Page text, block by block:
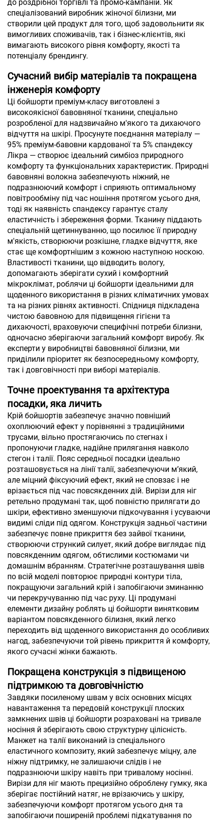
до роздрібної торгівлі та промо-кампаній. Як
спеціалізований виробник жіночої білизни, ми
створили цей продукт для того, щоб задовольнити як
вимогливих споживачів, так і бізнес-клієнтів, які
вимагають високого рівня комфорту, якості та
потенціалу брендингу.
Сучасний вибір матеріалів та покращена
інженерія комфорту
Ці бойшорти преміум-класу виготовлені з
високоякісної бавовняної тканини, спеціально
розробленої для надзвичайно м'якого та дихаючого
відчуття на шкірі. Просунуте поєднання матеріалу —
95% преміум-бавовни кардованої та 5% спандексу
Лікра — створює ідеальний симбіоз природного
комфорту та функціональних характеристик. Природні
бавовняні волокна забезпечують ніжний, не
подразнюючий комфорт і сприяють оптимальному
повітрообміну під час ношіння протягом усього дня,
тоді як наявність спандексу гарантує сталу
еластичність і збереження форми. Тканину піддають
спеціальній щетиннуванню, що посилює її природну
м'якість, створюючи розкішне, гладке відчуття, яке
стає ще комфортнішим з кожною наступною носкою.
Властивості тканини, що відводить вологу,
допомагають зберігати сухий і комфортний
мікроклімат, роблячи ці бойшорти ідеальними для
щоденного використання в різних кліматичних умовах
та на різних рівнях активності. Спідниця підкладена
чистою бавовною для підвищення гігієни та
дихаючості, враховуючи специфічні потреби білизни,
одночасно зберігаючи загальний комфорт виробу. Як
експерти у виробництві бавовняної білизни, ми
приділили пріоритет як безпосередньому комфорту,
так і довговічності при виборі матеріалів.
Точне проектування та архітектура
посадки, яка личить
Крій бойшортів забезпечує значно повніший
охоплюючий ефект у порівнянні з традиційними
трусами, вільно простягаючись по стегнах і
пропонуючи гладке, надійне прилягання навколо
стегон і талії. Пояс середньої посадки ідеально
розташовується на лінії талії, забезпечуючи м’який,
але міцний фіксуючий ефект, який не сповзає і не
врізається під час повсякденних дій. Вирізи для ніг
ретельно продумані так, щоб повністю прилягати до
шкіри, ефективно зменшуючи підкочування і усуваючи
видимі сліди під одягом. Конструкція задньої частини
забезпечує повне прикриття без зайвої тканини,
створюючи стрункий силует, який добре виглядає під
повсякденним одягом, обтислими костюмами чи
домашнім вбранням. Стратегічне розташування швів
по всій моделі повторює природні контури тіла,
покращуючи загальний крій і запобігаючи зминанню
чи перекручуванню під час руху. Ці продумані
елементи дизайну роблять ці бойшорти винятковим
варіантом повсякденного білизня, який легко
переходить від щоденного використання до особливих
нагод, забезпечуючи той рівень прикриття й комфорту,
якого сучасні жінки бажають.
Покращена конструкція з підвищеною
підтримкою та довговічністю
Завдяки посиленому швам у всіх основних місцях
навантаження та передовій конструкції плоских
замкнених швів ці бойшорти розраховані на тривале
носіння й зберігають свою структурну цілісність.
Манжет на талії виконаний із спеціального
еластичного композиту, який забезпечує міцну, але
ніжну підтримку, не залишаючи слідів і не
подразнюючи шкіру навіть при тривалому носінні.
Вирізи для ніг мають прецизійно оброблену гумку, яка
зберігає постійний натяг, не врізаючись у шкіру,
забезпечуючи комфорт протягом усього дня та
запобігаючи поширеній проблемі підкатування по